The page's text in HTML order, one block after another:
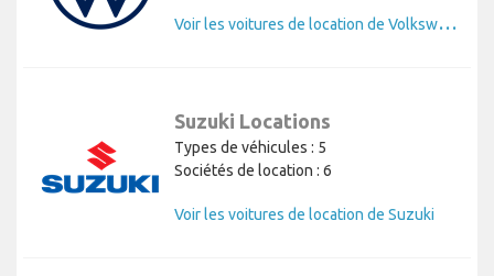
V
oir les voitures de location de Volkswagen
Suzuki Locations
Types de véhicules : 5
Sociétés de location : 6
Voir les voitures de location de Suzuki